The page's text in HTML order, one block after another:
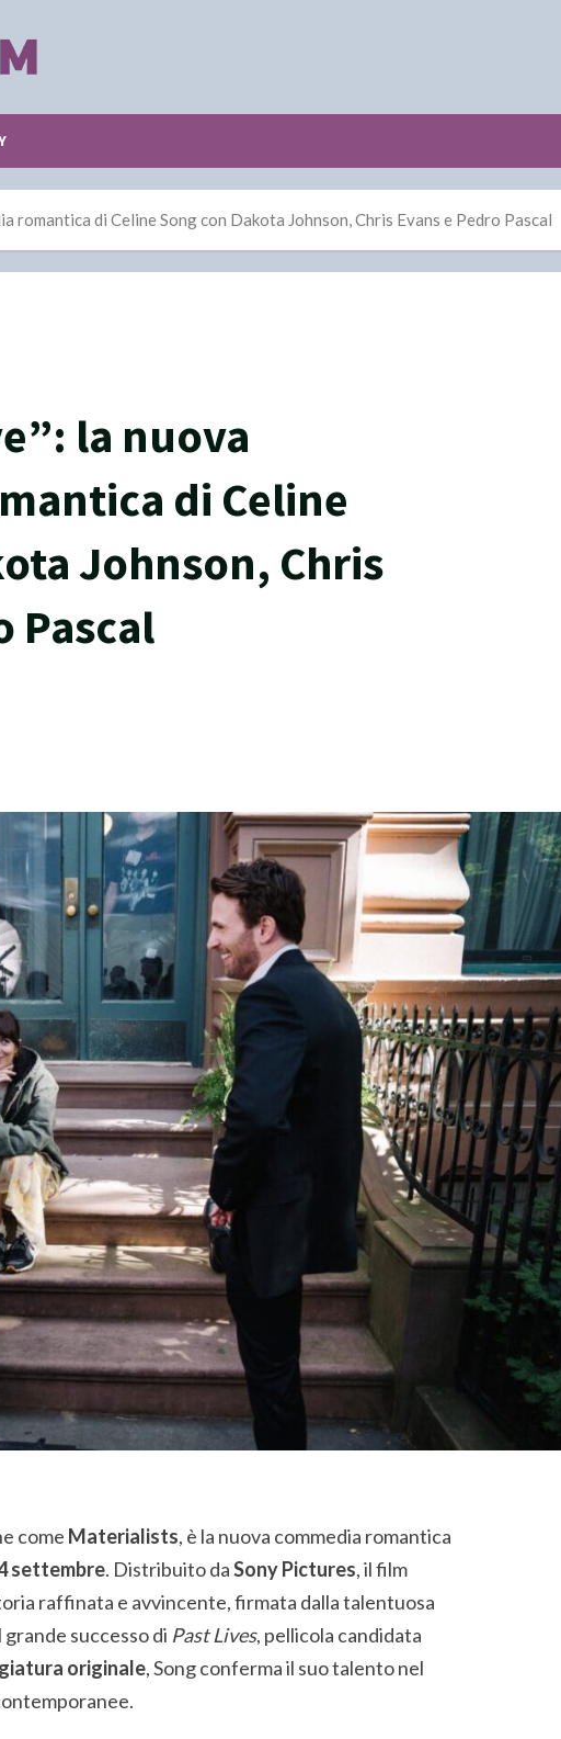
romantica di Celine Song con Dakota Johnson, Chris Evans e Pedro Pascal
la nuova
di Celine
Johnson, Chris
Pascal
come Materialists, è la nuova commedia romantica
settembre. Distribuito daSony Pictures, il film
raffinata e avvincente, firmata dalla talentuosa
grande successo di Past Lives, pellicola candidata
originale, Song conferma il suo talento nel